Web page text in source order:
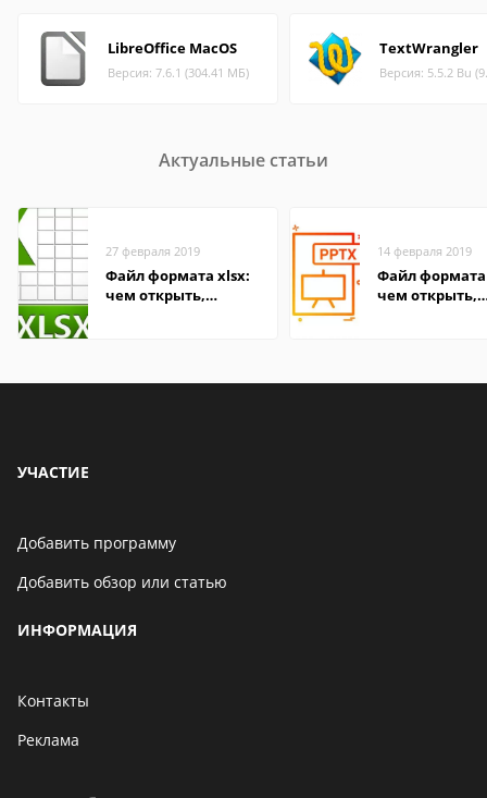
LibreOffice MacOS
Версия: 7.6.1 (304.41 МБ)
TextWrangler
Версия: 5.5.2 Bu
Актуальные статьи
27 февраля 2019
Файл формата xlsx:
чем открыть,
14 февраля 2019
Файл
чем открыть,
УЧАСТИЕ
Добавить программу
Добавить обзор или статью
ИНФОРМАЦИЯ
Контакты
Реклама